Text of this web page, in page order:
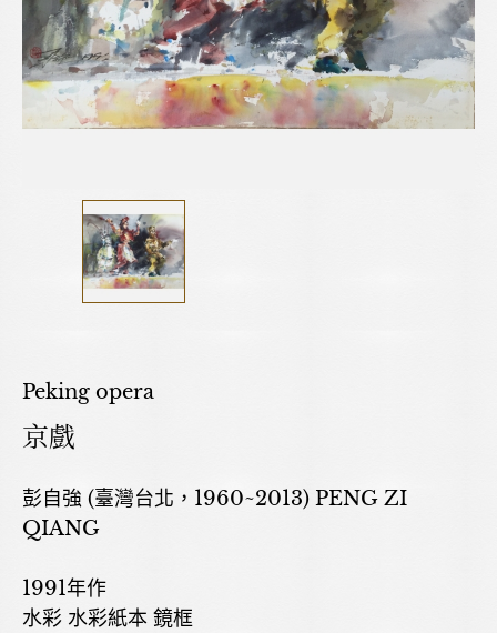
Peking opera
京戲
彭自強 (臺灣台北，1960~2013) PENG ZI
QIANG
1991年作
水彩 水彩紙本 鏡框